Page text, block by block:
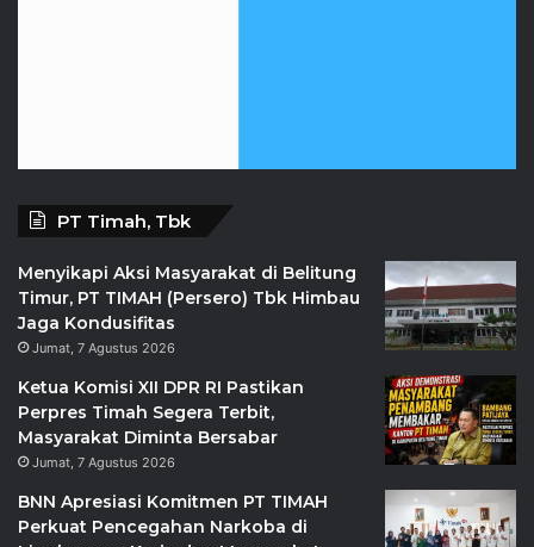
PT Timah, Tbk
Menyikapi Aksi Masyarakat di Belitung
Timur, PT TIMAH (Persero) Tbk Himbau
Jaga Kondusifitas
Jumat, 7 Agustus 2026
Ketua Komisi XII DPR RI Pastikan
Perpres Timah Segera Terbit,
Masyarakat Diminta Bersabar
Jumat, 7 Agustus 2026
BNN Apresiasi Komitmen PT TIMAH
Perkuat Pencegahan Narkoba di